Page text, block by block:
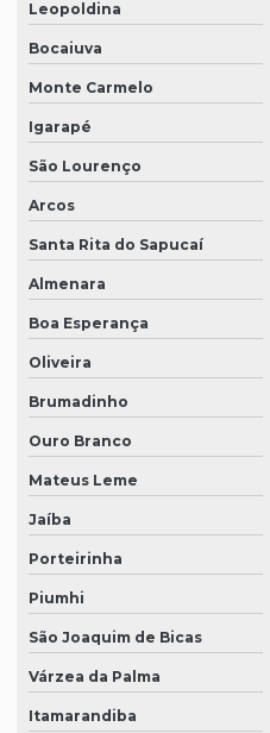
Leopoldina
Bocaiuva
Monte Carmelo
Igarapé
São Lourenço
Arcos
Santa Rita do Sapucaí
Almenara
Boa Esperança
Oliveira
Brumadinho
Ouro Branco
Mateus Leme
Jaíba
Porteirinha
Piumhi
São Joaquim de Bicas
Várzea da Palma
Itamarandiba